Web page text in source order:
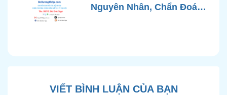
Nguyên Nhân, Chẩn Đoán
VIẾT BÌNH LUẬN CỦA BẠN